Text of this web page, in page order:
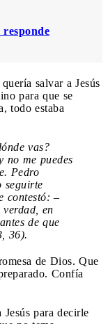
responde
salvar a Jesús
para que se
todo estaba
vas?
no me puedes
Pedro
seguirte
contestó: –
en
de que
36).
de Dios. Que
Confía
para decirle